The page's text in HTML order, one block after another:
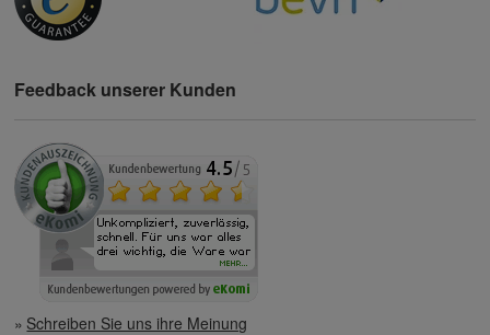
Feedback unserer Kunden
Schreiben Sie uns ihre Meinung